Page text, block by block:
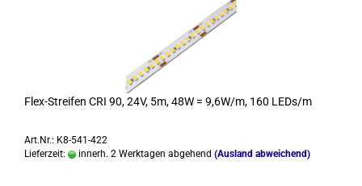
Flex-​Strei­fen CRI 90, 24V, 5m, 48W = 9,6W/m, 160 LEDs/m
Art.Nr.: K8-541-422
Lieferzeit:
innerh. 2 Werktagen abgehend (Ausland abweichend)